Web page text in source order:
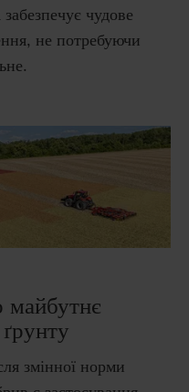
чудове
не потребуючи
майбутнє
змінної норми